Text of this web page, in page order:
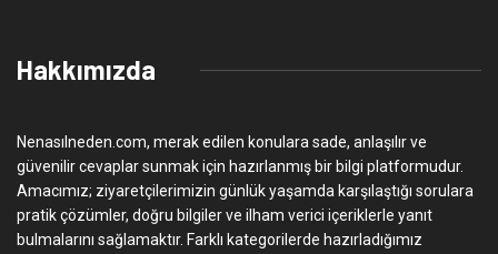
Hakkımızda
Nenasılneden.com, merak edilen konulara sade, anlaşılır ve
güvenilir cevaplar sunmak için hazırlanmış bir bilgi platformudur.
Amacımız; ziyaretçilerimizin günlük yaşamda karşılaştığı sorulara
pratik çözümler, doğru bilgiler ve ilham verici içeriklerle yanıt
bulmalarını sağlamaktır. Farklı kategorilerde hazırladığımız